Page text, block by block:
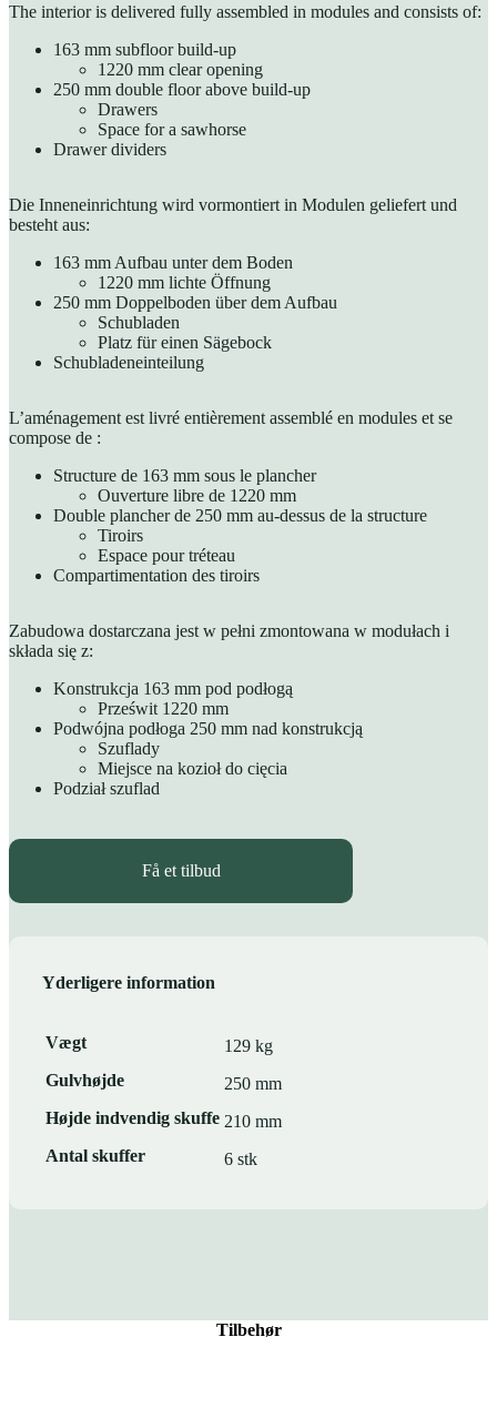
The interior is delivered fully assembled in modules and consists of:
163 mm subfloor build-up
1220 mm clear opening
250 mm double floor above build-up
Drawers
Space for a sawhorse
Drawer dividers
Die Inneneinrichtung wird vormontiert in Modulen geliefert und
besteht aus:
163 mm Aufbau unter dem Boden
1220 mm lichte Öffnung
250 mm Doppelboden über dem Aufbau
Schubladen
Platz für einen Sägebock
Schubladeneinteilung
L’aménagement est livré entièrement assemblé en modules et se
compose de :
Structure de 163 mm sous le plancher
Ouverture libre de 1220 mm
Double plancher de 250 mm au-dessus de la structure
Tiroirs
Espace pour tréteau
Compartimentation des tiroirs
Zabudowa dostarczana jest w pełni zmontowana w modułach i
składa się z:
Konstrukcja 163 mm pod podłogą
Prześwit 1220 mm
Podwójna podłoga 250 mm nad konstrukcją
Szuflady
Miejsce na kozioł do cięcia
Podział szuflad
Få et tilbud
Yderligere information
Vægt
129 kg
Gulvhøjde
250 mm
Højde indvendig skuffe 210 mm
Antal skuffer
6 stk
Tilbehør